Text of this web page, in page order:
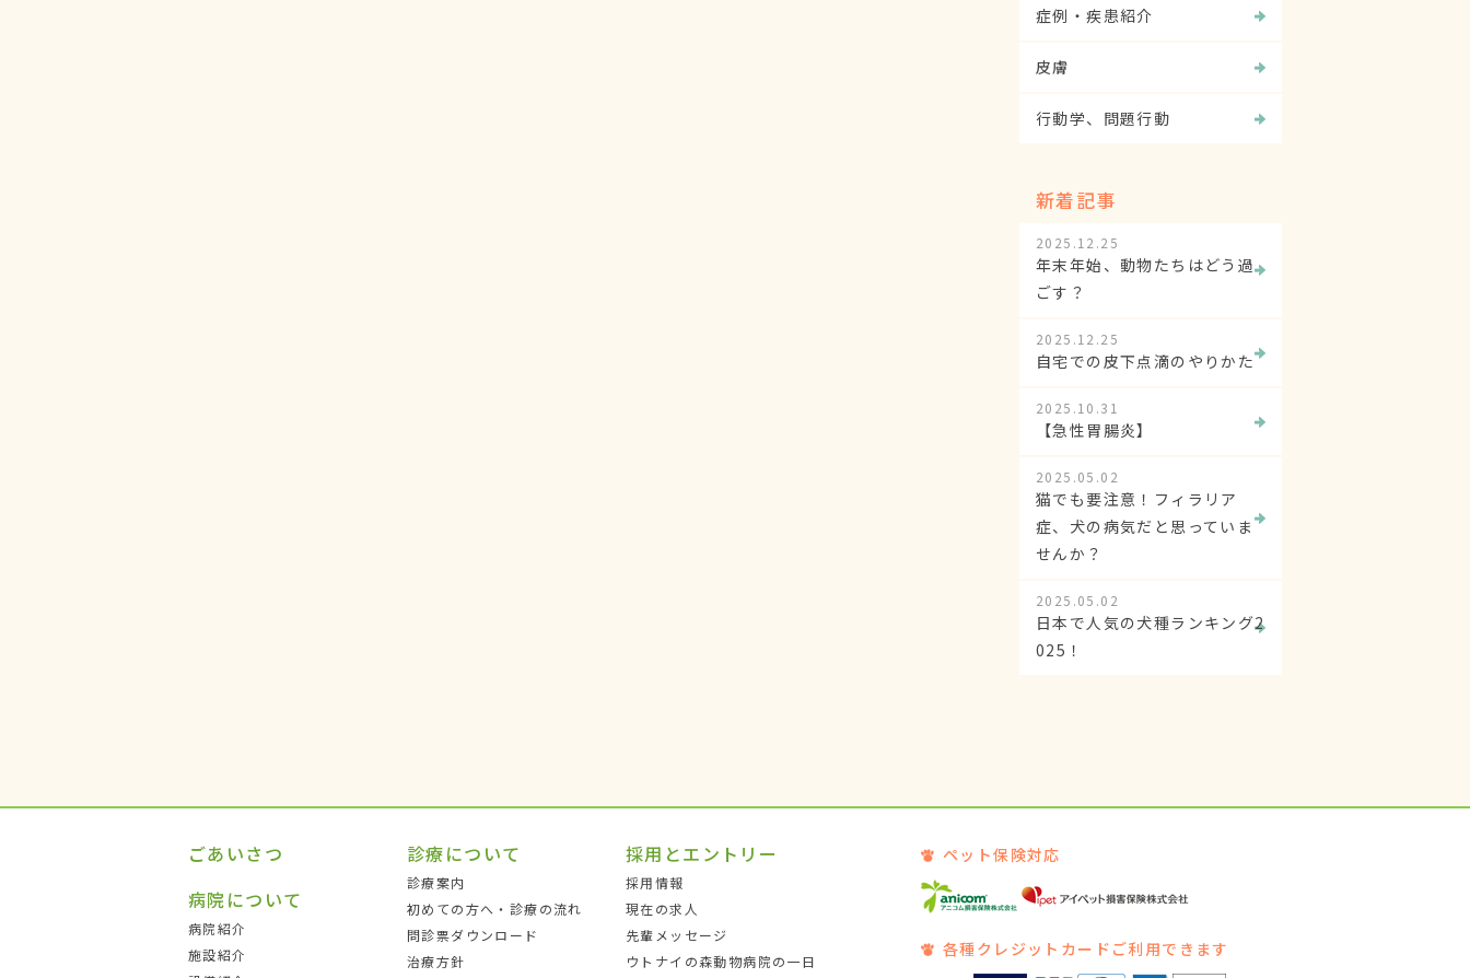
症例・疾患紹介
皮膚
行動学、問題行動
新着記事
2025.12.25
年末年始、動物たちはどう過
ごす？
2025.12.25
自宅での皮下点滴のやりかた
2025.10.31
【急性胃腸炎】
2025.05.02
猫でも要注意！フィラリア
症、犬の病気だと思っていま
せんか？
2025.05.02
日本で人気の犬種ランキング2
025！
ごあいさつ
病院について
病院紹介
施設紹介
診療について
診療案内
初めての方へ・診療の流れ
問診票ダウンロード
治療方針
採用とエントリー
採用情報
現在の求人
先輩メッセージ
ウトナイの森動物病院の一日
ペット保険対応
各種クレジットカードご利用できます